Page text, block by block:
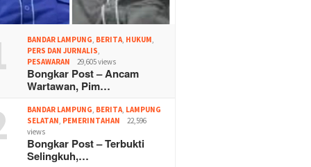
BANDAR LAMPUNG BERITA HUKUM
PERS DAN JURNALIS
PESAWARAN
29,605 views
Bongkar Post – Ancam
Wartawan, Pim…
BANDAR LAMPUNG BERITA LAMPUNG
SELATAN PEMERINTAHAN
22,596
views
Bongkar Post – Terbukti
Selingkuh,…